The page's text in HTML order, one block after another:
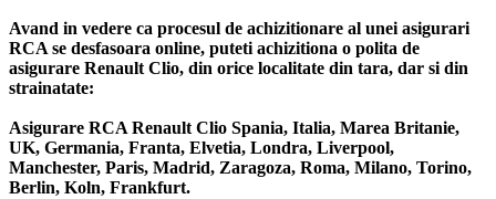
Avand in vedere ca procesul de achizitionare al unei asigurari
RCA se desfasoara online, puteti achizitiona o polita de
asigurare Renault Clio, din orice localitate din tara, dar si din
strainatate:
Asigurare RCA Renault Clio Spania, Italia, Marea Britanie,
UK, Germania, Franta, Elvetia, Londra, Liverpool,
Manchester, Paris, Madrid, Zaragoza, Roma, Milano, Torino,
Berlin, Koln, Frankfurt.